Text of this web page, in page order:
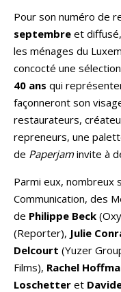
Pour son numéro de
septembre et
les ménages du
concocté une
40 ans qui
façonneront son
restaurateurs,
repreneurs, une
de Paperjaminvite à
Parmi eux, nombreux
Communication, des
de Philippe Beck
(Reporter), Julie
Delcourt (Yuzer
Films), Rachel
Loschetter et